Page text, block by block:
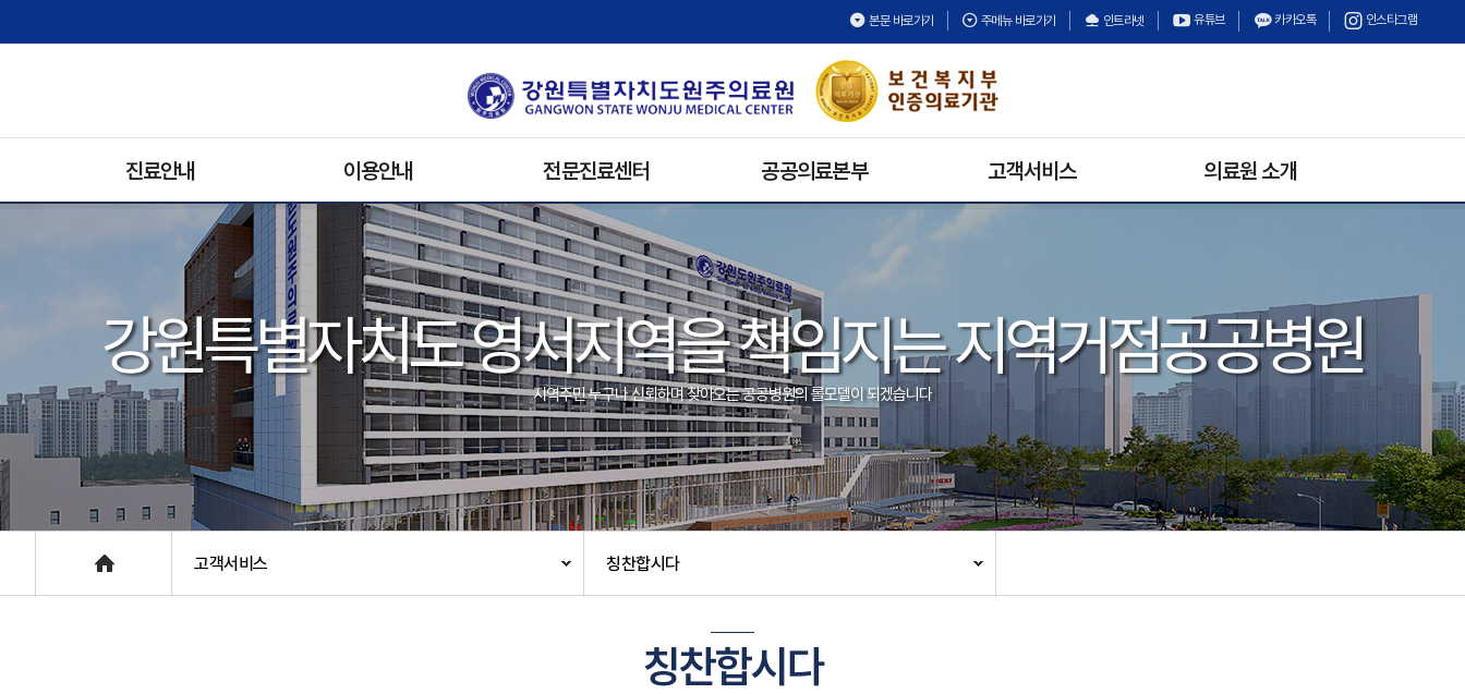
본문 바로가기 주메뉴 바로가기 인트라넷 유튜브 카카오톡 인스타그램
진료안내
진료과/의료진
진료예약안내
입/퇴원안내
비급여 수가 안내
진료협력팀
이용안내
원내배치도
병문안
입원생활
기록사본발급
주차안내
장례식장
자원봉사안내
전화번호 안내
오시는 길
층별안내
전문진료센터
건강검진센터
재활치료센터
내시경센터
호스피스완화의료센터
공공어린이재활의료센터
심뇌혈관센터
공공의료본부
공공보건의료협력팀
공공의료활동
고객서비스
수의계약
경영정보공개
상담안내
불만 및 고충처리안내
칭찬합시다
환자권리장전
CCTV 현황
의료원 소개
안전보건경영방침
의료원 연혁
기구 및 조직
강원특별자치도 영서지역을 책임지는지역거점공공병원
지역주민 누구나 신뢰하며 찾아오는 공공병원의 롤모델이 되겠습니다
고객서비스 칭찬합시다
칭찬합시다